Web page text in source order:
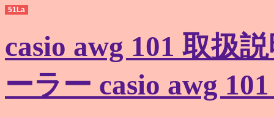
51La
casio awg 101 取扱
ーラー casio awg